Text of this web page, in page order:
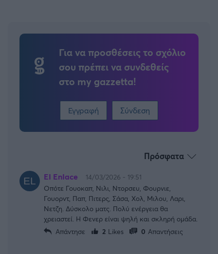
Για να προσθέσεις το σχόλιο
σου πρέπει να συνδεθείς
στο my gazzetta!
Εγγραφή Σύνδεση
Πρόσφατα
EΙ ΕnΙace
14/03/2026 - 19:51
Οπότε Γουοκαπ, Νιλι, Ντορσευ, Φουρνιε,
Γουορντ, Παπ, Πιτερς, Σάσα, Χολ, Μιλου, Λαρι,
Νετζη. Δύσκολο ματς. Πολύ ενέργεια θα
χρειαστεί. Η Φενερ είναι ψηλή και σκληρή ομάδα.
Απάντησε
2 Likes 0 Απαντήσεις